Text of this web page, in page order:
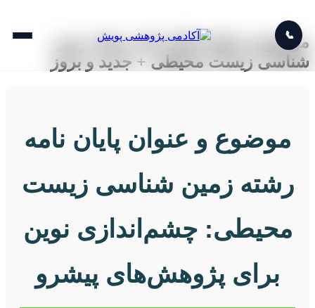
📞
موضوع و عنوان پایان نامه رشته زمین
شناسی زیست محیطی + جدید و بروز
موضوع و عنوان پایان نامه
رشته زمین شناسی زیست
محیطی: چشم‌اندازی نوین
برای پژوهش‌های پیشرو